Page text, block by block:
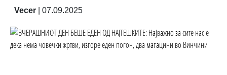
Vecer 07.09.2025